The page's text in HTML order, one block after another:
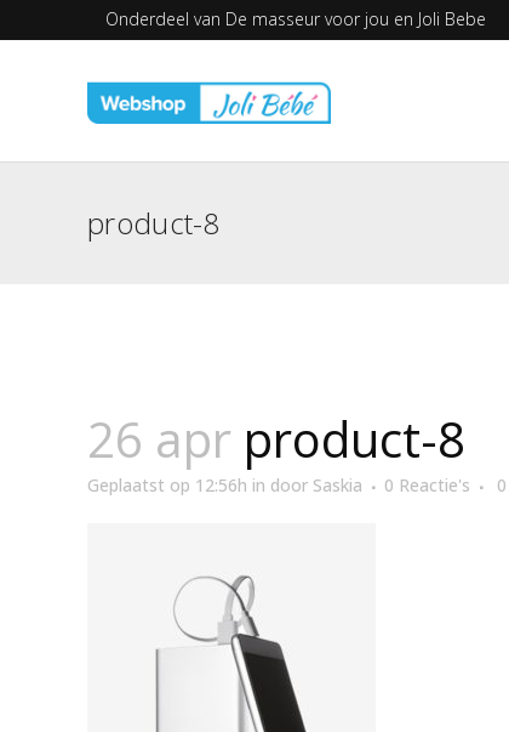
Onderdeel van De masseur voor jou en Joli Bebe
product-8
26 apr product-8
Geplaatst op 12:56h in door Saskia 0 Reactie's 0